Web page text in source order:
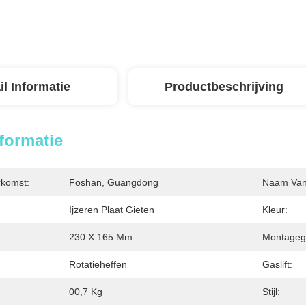
Informatie Productbeschrijving
Foshan, Guangdong Naam
Ijzeren Plaat Gieten Kleur:
230 X 165 Mm
Rotatieheffen Gaslift:
00,7 Kg Stijl: